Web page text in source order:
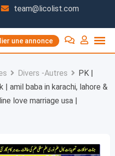
team@licolist.com
une annonce
Divers -Autres
PK |
amil baba in karachi, lahore &
love marriage usa |